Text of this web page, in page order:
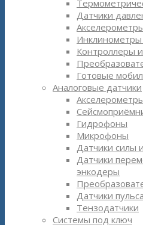
Датчики
Контроллеры
Готовые
Аналоговые датчики
Гидрофоны
Микрофоны
Датчики силы
Датчики
энкодеры
Датчики
Тензодатчики
Системы под ключ